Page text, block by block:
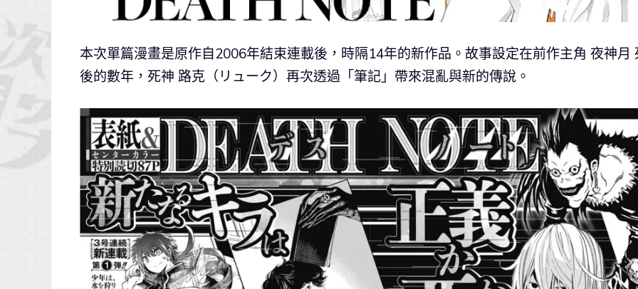
本次單篇漫畫是原作自2006年結束連載後，時隔14年的新作品。故事設定在前作主角 夜神月
後的數年，死神 路克（リューク）再次透過「筆記」帶來混亂與新的傳說。